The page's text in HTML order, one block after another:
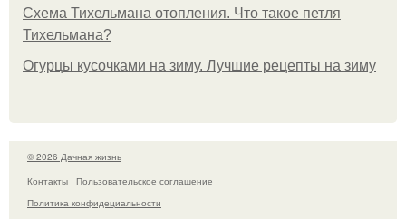
Схема Тихельмана отопления. Что такое петля
Тихельмана?
Огурцы кусочками на зиму. Лучшие рецепты на зиму
© 2026 Дачная жизнь
Контакты
Пользовательское соглашение
Политика конфидециальности